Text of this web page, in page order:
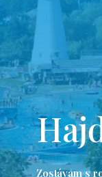
Zostávam s